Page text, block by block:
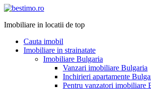
Imobiliare in locatii de top
Cauta imobil
Imobiliare in strainatate
Imobiliare Bulgaria
Vanzari imobiliare Bulgaria
Inchirieri apartamente
Pentru vanzatori imobiliare